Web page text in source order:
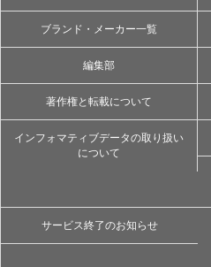
ブランド・メーカー一覧
編集部
著作権と転載について
インフォマティブデータの取り扱い
について
サービス終了のお知らせ